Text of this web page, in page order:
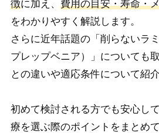
徴に加え、 費用の目安・寿命・
をわかりやすく解説します。
さらに近年話題の「削らないラ
プレップベニア）」についても
との違いや適応条件について紹介
初めて検討される方でも安心し
療を選ぶ際のポイントをまとめ